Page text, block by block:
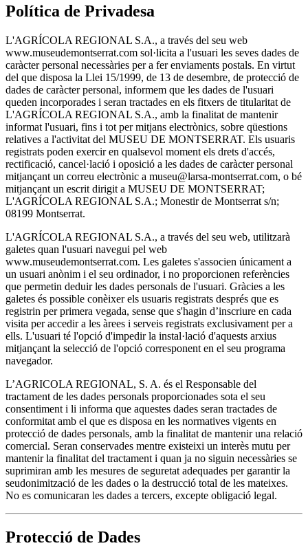
Política de Privadesa
L'AGRÍCOLA REGIONAL S.A., a través del seu web
www.museudemontserrat.com sol·licita a l'usuari les seves dades de
caràcter personal necessàries per a fer enviaments postals. En virtut
del que disposa la Llei 15/1999, de 13 de desembre, de protecció de
dades de caràcter personal, informem que les dades de l'usuari
queden incorporades i seran tractades en els fitxers de titularitat de
L'AGRÍCOLA REGIONAL S.A., amb la finalitat de mantenir
informat l'usuari, fins i tot per mitjans electrònics, sobre qüestions
relatives a l'activitat del MUSEU DE MONTSERRAT. Els usuaris
registrats poden exercir en qualsevol moment els drets d'accés,
rectificació, cancel·lació i oposició a les dades de caràcter personal
mitjançant un correu electrònic a museu@larsa-montserrat.com, o bé
mitjançant un escrit dirigit a MUSEU DE MONTSERRAT;
L'AGRÍCOLA REGIONAL S.A.; Monestir de Montserrat s/n;
08199 Montserrat.
L'AGRÍCOLA REGIONAL S.A., a través del seu web, utilitzarà
galetes quan l'usuari navegui pel web
www.museudemontserrat.com. Les galetes s'associen únicament a
un usuari anònim i el seu ordinador, i no proporcionen referències
que permetin deduir les dades personals de l'usuari. Gràcies a les
galetes és possible conèixer els usuaris registrats després que es
registrin per primera vegada, sense que s'hagin d’inscriure en cada
visita per accedir a les àrees i serveis registrats exclusivament per a
ells. L'usuari té l'opció d'impedir la instal·lació d'aquests arxius
mitjançant la selecció de l'opció corresponent en el seu programa
navegador.
L’AGRICOLA REGIONAL, S. A. és el Responsable del
tractament de les dades personals proporcionades sota el seu
consentiment i li informa que aquestes dades seran tractades de
conformitat amb el que es disposa en les normatives vigents en
protecció de dades personals, amb la finalitat de mantenir una relació
comercial. Seran conservades mentre existeixi un interès mutu per
mantenir la finalitat del tractament i quan ja no siguin necessàries se
suprimiran amb les mesures de seguretat adequades per garantir la
seudonimització de les dades o la destrucció total de les mateixes.
No es comunicaran les dades a tercers, excepte obligació legal.
Protecció de Dades